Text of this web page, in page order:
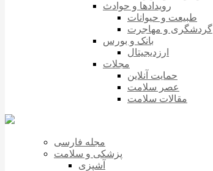
رویدادها و حوادث
طبیعت و حیوانات
گردشگری و مهاجرت
بانک و بورس
ارزدیجیتال
مجلات
حمایت آنلاین
عصر سلامت
مقالات سلامت
مجله فارسی
پزشکی و سلامت
آشپزی